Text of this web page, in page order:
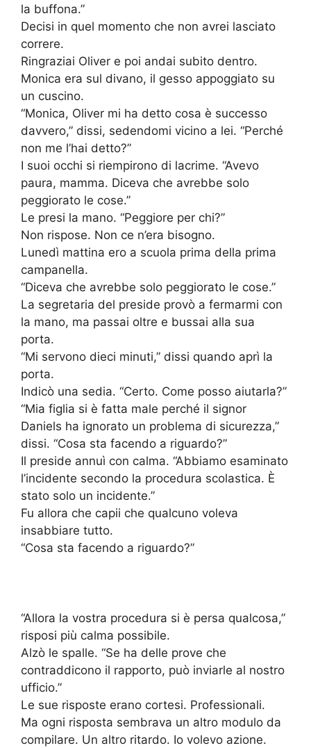
la buffona.”
Decisi in quel momento che non avrei lasciato
correre.
Ringraziai Oliver e poi andai subito dentro.
Monica era sul divano, il gesso appoggiato su
un cuscino.
“Monica, Oliver mi ha detto cosa è successo
davvero,” dissi, sedendomi vicino a lei. “Perché
non me l’hai detto?”
I suoi occhi si riempirono di lacrime. “Avevo
paura, mamma. Diceva che avrebbe solo
peggiorato le cose.”
Le presi la mano. “Peggiore per chi?”
Non rispose. Non ce n’era bisogno.
Lunedì mattina ero a scuola prima della prima
campanella.
“Diceva che avrebbe solo peggiorato le cose.”
La segretaria del preside provò a fermarmi con
la mano, ma passai oltre e bussai alla sua
porta.
“Mi servono dieci minuti,” dissi quando aprì la
porta.
Indicò una sedia. “Certo. Come posso aiutarla?”
“Mia figlia si è fatta male perché il signor
Daniels ha ignorato un problema di sicurezza,”
dissi. “Cosa sta facendo a riguardo?”
Il preside annuì con calma. “Abbiamo esaminato
l’incidente secondo la procedura scolastica. È
stato solo un incidente.”
Fu allora che capii che qualcuno voleva
insabbiare tutto.
“Cosa sta facendo a riguardo?”
“Allora la vostra procedura si è persa qualcosa,”
risposi più calma possibile.
Alzò le spalle. “Se ha delle prove che
contraddicono il rapporto, può inviarle al nostro
ufficio.”
Le sue risposte erano cortesi. Professionali.
Ma ogni risposta sembrava un altro modulo da
compilare. Un altro ritardo. Io volevo azione.